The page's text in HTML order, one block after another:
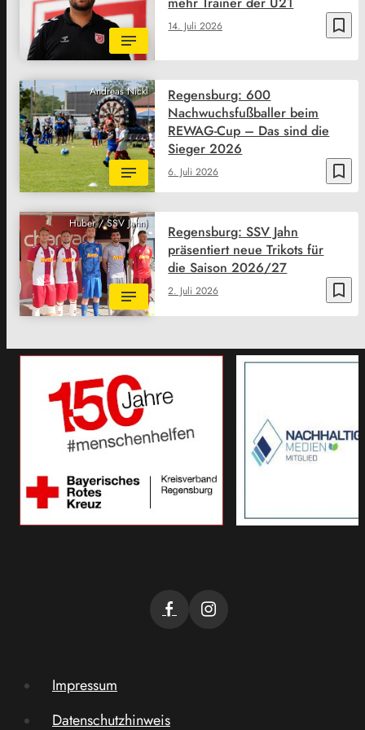
bookmark_border
14. Juli 2026
Andreas Nickl
bookmark_border
6. Juli 2026
Regensburg: 600
Nachwuchsfußballer beim
REWAG-Cup – Das sind die
Sieger 2026
Huber / SSV Jahn)
bookmark_border
2. Juli 2026
Regensburg: SSV Jahn
präsentiert neue Trikots für
die Saison 2026/27
Impressum
Datenschutzhinweis